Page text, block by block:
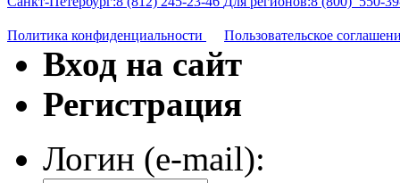
Политика конфиденциальности Пользовательское
Вход на сайт
Регистрация
Логин (e-mail):